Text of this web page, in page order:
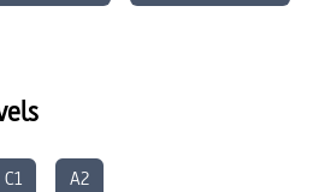
et à l’Information
C1 A2